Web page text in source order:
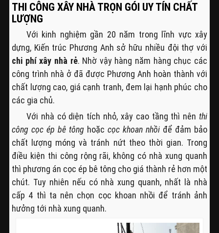
THI CÔNG XÂY NHÀ TRỌN GÓI UY TÍN CHẤT
LƯỢNG
Với kinh nghiệm gần 20 năm trong lĩnh vực xây
dựng, Kiến trúc Phương Anh sở hữu nhiều đội thợ với
chi phí xây nhà rẻ. Nhờ vậy hàng năm hàng chục các
công trình nhà ở đã được Phương Anh hoàn thành với
chất lượng cao, giá cạnh tranh, đem lại hạnh phúc cho
các gia chủ.
Với nhà có diện tích nhỏ, xây cao tầng thì nênthi
công cọc ép bê tônghoặc cọc khoan nhồi để đảm bảo
chất lượng móng và tránh nứt theo thời gian. Trong
điều kiện thi công rộng rãi, không có nhà xung quanh
thì phương án cọc ép bê tông cho giá thành rẻ hơn một
chút. Tuy nhiên nếu có nhà xung quanh, nhất là nhà
cấp 4 thì ta nên chọn cọc khoan nhồi để tránh ảnh
hưởng tới nhà xung quanh.